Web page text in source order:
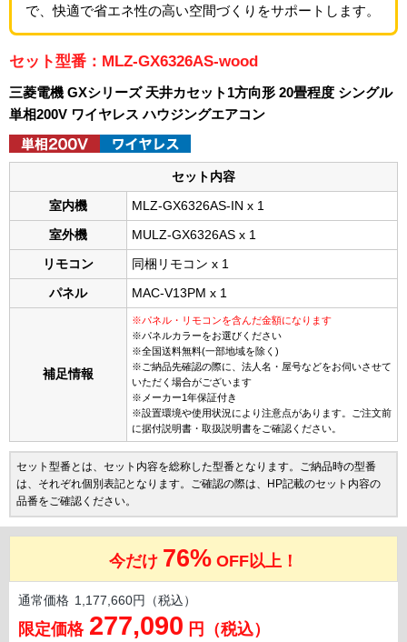
で、快適で省エネ性の高い空間づくりをサポートします。
セット型番：MLZ-GX6326AS-wood
三菱電機 GXシリーズ 天井カセット1方向形 20畳程度 シングル
単相200V ワイヤレス ハウジングエアコン
セット内容
室内機 MLZ-GX6326AS-IN x 1
室外機 MULZ-GX6326AS x 1
リモコン 同梱リモコン x 1
パネル MAC-V13PM x 1
補足情報
※パネル・リモコンを含んだ金額になります
※パネルカラーをお選びください
※全国送料無料(一部地域を除く)
※ご納品先確認の際に、法人名・屋号などをお伺いさせて
いただく場合がございます
※メーカー1年保証付き
※設置環境や使用状況により注意点があります。ご注文前
に据付説明書・取扱説明書をご確認ください。
セット型番とは、セット内容を総称した型番となります。ご納品時の型番
は、それぞれ個別表記となります。ご確認の際は、HP記載のセット内容の
品番をご確認ください。
今だけ 76% OFF以上！
通常価格 1,177,660円（税込）
限定価格 277,090 円（税込）